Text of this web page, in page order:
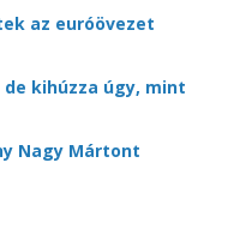
az euróövezet
kihúzza úgy, mint
Nagy Mártont